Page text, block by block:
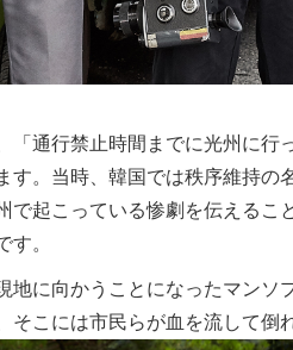
通行禁止時間までに光州に行
。当時、韓国では秩序維持の
起こっている惨劇を伝えるこ
す。
に向かうことになったマンソ
こには市民らが血を流して倒